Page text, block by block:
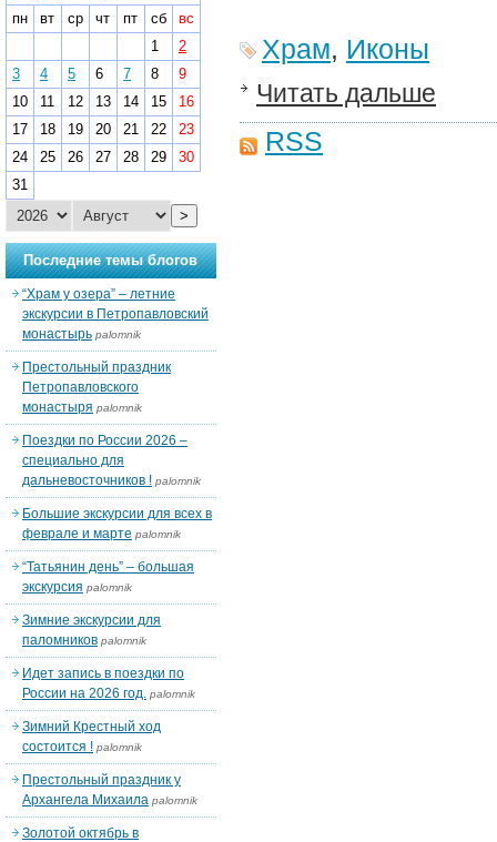
Храм, Иконы
Читать дальше
RSS
пн
вт ср чт пт сб
вс
1
2
3
4 5 6 7 8
9
10
11 12 13 14 15
16
17
18 19 20 21 22
23
24
25 26 27 28 29
30
31
>
Последние темы блогов
“Храм у озера” – летние
экскурсии в Петропавловский
монастырь palomnik
Престольный праздник
Петропавловского
монастыря palomnik
Поездки по России 2026 –
специально для
дальневосточников ! palomnik
Большие экскурсии для всех в
феврале и марте palomnik
“Татьянин день” – большая
экскурсия palomnik
Зимние экскурсии для
паломников palomnik
Идет запись в поездки по
России на 2026 год. palomnik
Зимний Крестный ход
состоится ! palomnik
Престольный праздник у
Архангела Михаила palomnik
Золотой октябрь в